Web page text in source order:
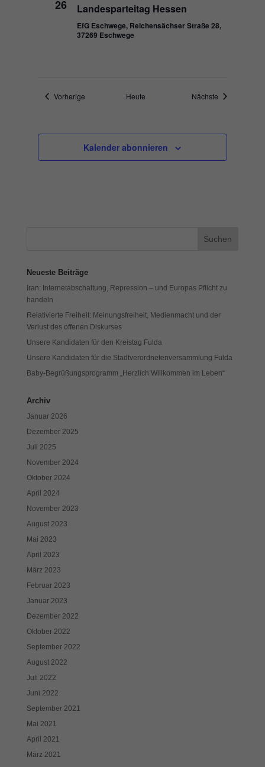
26 Landesparteitag Hessen
EfG Eschwege, Reichensächser Straße 28,
37269 Eschwege
Vorherige VeranstaltungenHeute Nächste
Kalender abonnieren
Neueste Beiträge
Iran: Internetabschaltung, Repression – und Europas Pflicht zu
handeln
Relativierte Freiheit: Meinungsfreiheit, Medienmacht und der
Verlust des offenen Diskurses
Unsere Kandidaten für den Kreistag Fulda
Unsere Kandidaten für die Stadtverordnetenversammlung Fulda
Baby-Begrüßungsprogramm „Herzlich Willkommen im Leben“
Archiv
Januar 2026
Dezember 2025
Juli 2025
November 2024
Oktober 2024
April 2024
November 2023
August 2023
Mai 2023
April 2023
März 2023
Februar 2023
Januar 2023
Dezember 2022
Oktober 2022
September 2022
August 2022
Juli 2022
Juni 2022
September 2021
Mai 2021
April 2021
März 2021